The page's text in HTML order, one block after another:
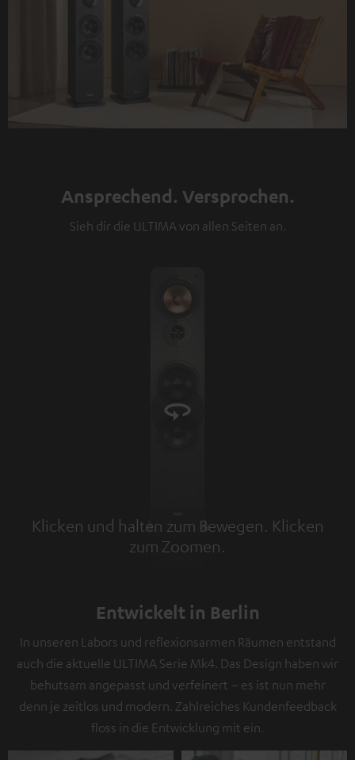
Ansprechend. Versprochen.
Sieh dir die ULTIMA von allen Seiten an.
Klicken und halten zum Bewegen. Klicken
zum Zoomen.
Tap to zoom
Entwickelt in Berlin
In unseren Labors und reflexionsarmen Räumen entstand
auch die aktuelle ULTIMA Serie Mk4. Das Design haben wir
behutsam angepasst und verfeinert – es ist nun mehr
denn je zeitlos und modern. Zahlreiches Kundenfeedback
floss in die Entwicklung mit ein.